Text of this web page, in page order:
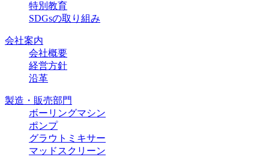
特別教育
SDGsの取り組み
会社案内
会社概要
経営方針
沿革
製造・販売部門
ボーリングマシン
ポンプ
グラウトミキサー
マッドスクリーン